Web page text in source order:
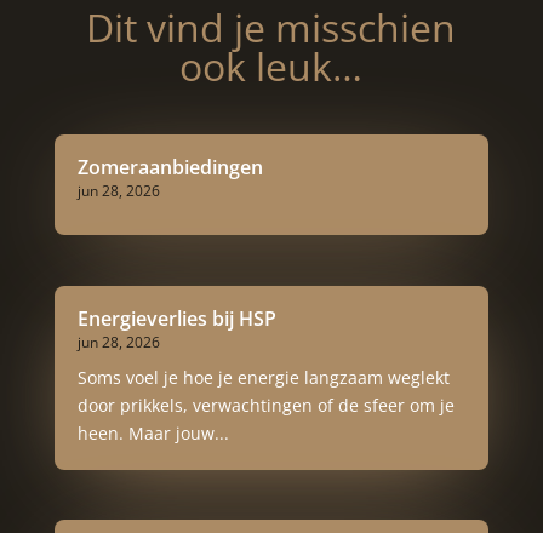
Dit vind je misschien
ook leuk…
Zomeraanbiedingen
jun 28, 2026
Energieverlies bij HSP
jun 28, 2026
Soms voel je hoe je energie langzaam weglekt
door prikkels, verwachtingen of de sfeer om je
heen. Maar jouw...